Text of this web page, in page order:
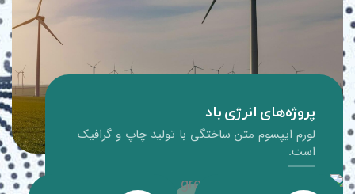
پروژه‌های انرژی باد
لورم ایپسوم متن ساختگی با تولید چاپ و گرافیک
است.